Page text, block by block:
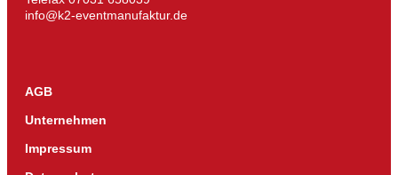
info@k2-eventmanufaktur.de
AGB
Unternehmen
Impressum